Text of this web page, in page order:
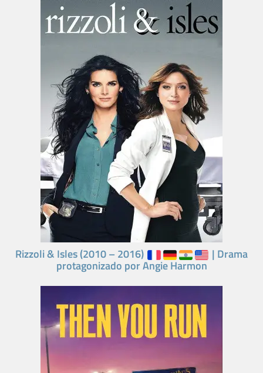
Rizzoli & Isles (2010 – 2016) | Drama
protagonizado por Angie Harmon